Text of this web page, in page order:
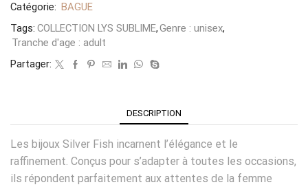
Catégorie: BAGUE
Tags: COLLECTION LYS SUBLIME,Genre : unisex,
Tranche d'age : adult
Partager:
DESCRIPTION
Les bijoux Silver Fish incarnent l’élégance et le
raffinement. Conçus pour s’adapter à toutes les occasions,
ils répondent parfaitement aux attentes de la femme